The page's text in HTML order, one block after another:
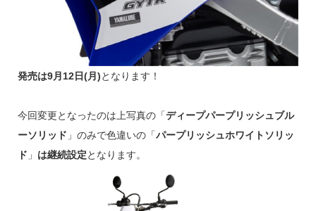
発売は9月12日(月)となります！
今回変更となったのは上写真の「ディープパープリッシュブル
ーソリッド 」のみで色違いの「パープリッシュホワイトソリッ
ド 」 は継続設定となります。